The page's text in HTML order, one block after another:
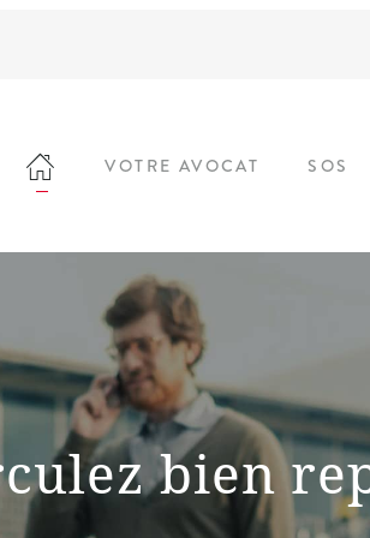
VOTRE AVOCAT SOS
bien